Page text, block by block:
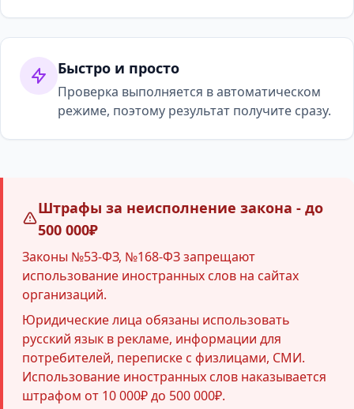
Быстро и просто
Проверка выполняется в автоматическом
режиме, поэтому результат получите сразу.
Штрафы за неисполнение закона - до
500 000₽
Законы №53-ФЗ, №168-ФЗ запрещают
использование иностранных слов на сайтах
организаций.
Юридические лица обязаны использовать
русский язык в рекламе, информации для
потребителей, переписке с физлицами, СМИ.
Использование иностранных слов наказывается
штрафом от 10 000₽ до 500 000₽.